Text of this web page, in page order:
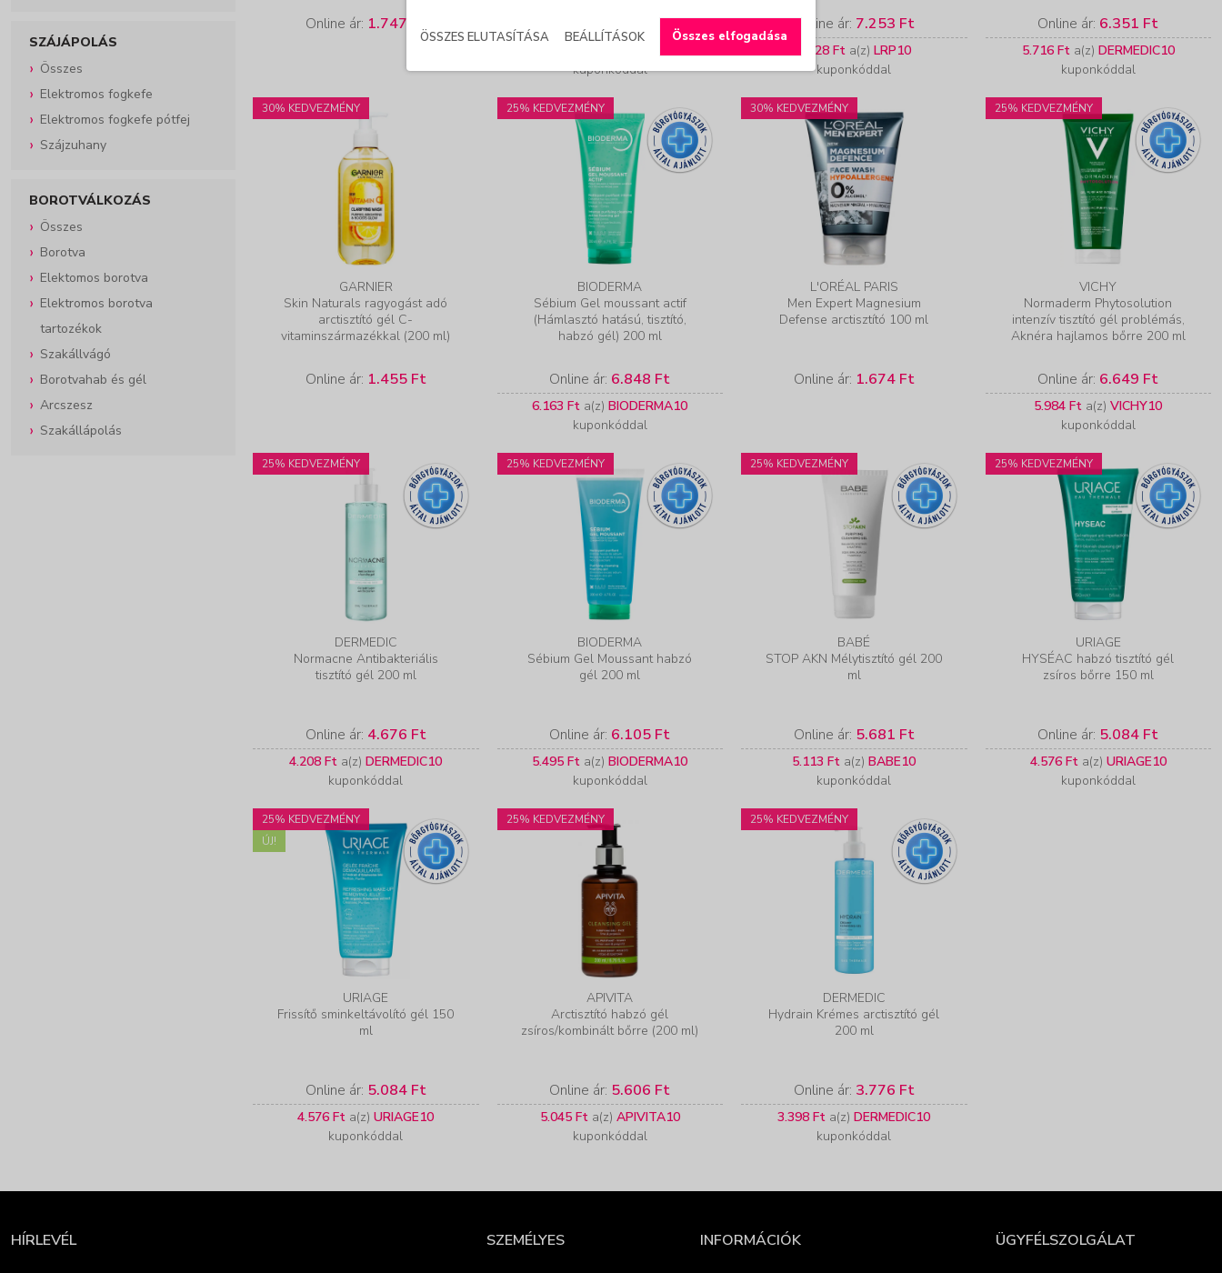
SZÁJÁPOLÁS
Összes
Elektromos fogkefe
Elektromos fogkefe pótfej
Szájzuhany
BOROTVÁLKOZÁS
Összes
Borotva
Elektomos borotva
Elektromos borotva
tartozékok
Szakállvágó
Borotvahab és gél
Arcszesz
Szakállápolás
Online ár: 1.747 Ft 7.203 Ft
kuponkóddal
Online ár: 7.253 Ft
6.528 Fta(z) LRP10
kuponkóddal
Online ár: 6.351 Ft
5.716 Fta(z) DERMEDIC10
kuponkóddal
30% KEDVEZMÉNY
GARNIER
Skin Naturals ragyogást adó
arctisztító gél C-
vitaminszármazékkal (200 ml)
Online ár: 1.455 Ft
25% KEDVEZMÉNY
BIODERMA
Sébium Gel moussant actif
(Hámlasztó hatású, tisztító,
habzó gél) 200 ml
Online ár: 6.848 Ft
6.163 Ft a(z)BIODERMA10
kuponkóddal
30% KEDVEZMÉNY
L'ORÉAL PARIS
Men Expert Magnesium
Defense arctisztító 100 ml
Online ár: 1.674 Ft
25% KEDVEZMÉNY
VICHY
Normaderm Phytosolution
intenzív tisztító gél problémás,
Aknéra hajlamos bőrre 200 ml
Online ár: 6.649 Ft
5.984 Ft a(z)VICHY10
kuponkóddal
25% KEDVEZMÉNY
DERMEDIC
Normacne Antibakteriális
tisztító gél 200 ml
Online ár: 4.676 Ft
4.208 Ft a(z)DERMEDIC10
kuponkóddal
25% KEDVEZMÉNY
BIODERMA
Sébium Gel Moussant habzó
gél 200 ml
Online ár: 6.105 Ft
5.495 Ft a(z)BIODERMA10
kuponkóddal
25% KEDVEZMÉNY
BABÉ
STOP AKN Mélytisztító gél 200
ml
Online ár: 5.681 Ft
5.113 Ft a(z)BABE10
kuponkóddal
25% KEDVEZMÉNY
URIAGE
HYSÉAC habzó tisztító gél
zsíros bőrre 150 ml
Online ár: 5.084 Ft
4.576 Fta(z) URIAGE10
kuponkóddal
25% KEDVEZMÉNY
ÚJ!
URIAGE
Frissítő sminkeltávolító gél 150
ml
Online ár: 5.084 Ft
4.576 Ft a(z)URIAGE10
kuponkóddal
25% KEDVEZMÉNY
APIVITA
Arctisztító habzó gél
zsíros/kombinált bőrre (200 ml)
Online ár: 5.606 Ft
5.045 Fta(z) APIVITA10
kuponkóddal
25% KEDVEZMÉNY
DERMEDIC
Hydrain Krémes arctisztító gél
200 ml
Online ár: 3.776 Ft
3.398 Ft a(z)DERMEDIC10
kuponkóddal
HÍRLEVÉL SZEMÉLYES INFORMÁCIÓK ÜGYFÉLSZOLGÁLAT
ÖSSZES ELUTASÍTÁSA BEÁLLÍTÁSOK Összes elfogadása